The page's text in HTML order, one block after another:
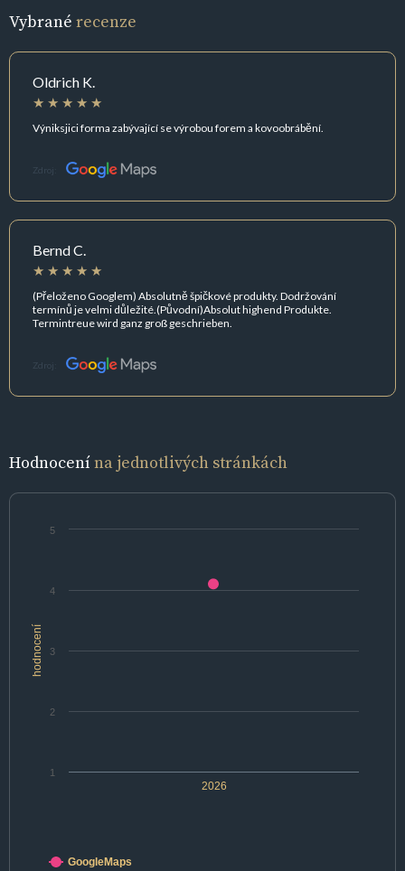
Vybrané recenze
Oldrich K.
Výniksjici forma zabývající se výrobou forem a kovoobrábění.
Zdroj:
Bernd C.
(Přeloženo Googlem) Absolutně špičkové produkty. Dodržování
termínů je velmi důležité.(Původní)Absolut highend Produkte.
Termintreue wird ganz groß geschrieben.
Zdroj:
Hodnocenína jednotlivých stránkách
hodnocení
2026
1
2
3
4
5
GoogleMaps